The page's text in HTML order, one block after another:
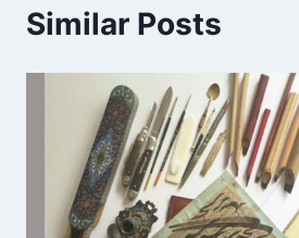
Similar Posts